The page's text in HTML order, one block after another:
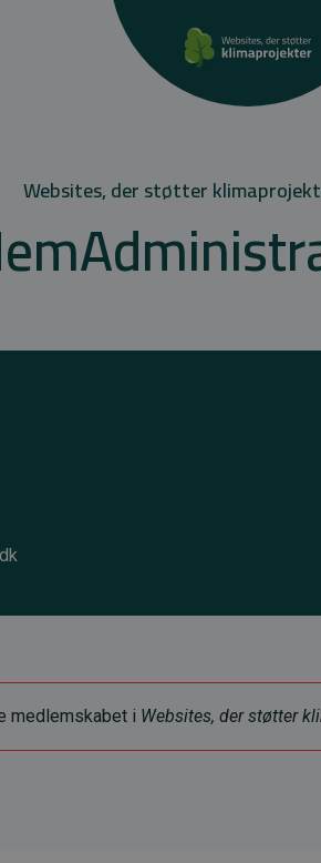
Websites, der støtter
medlemskabet i Websites, der støtter